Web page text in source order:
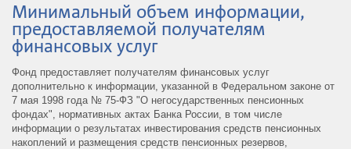
Минимальный объем информации,
предоставляемой получателям
финансовых услуг
Фонд предоставляет получателям финансовых услуг
дополнительно к информации, указанной в Федеральном законе от
7 мая 1998 года № 75-ФЗ "О негосударственных пенсионных
фондах", нормативных актах Банка России, в том числе
информации о результатах инвестирования средств пенсионных
накоплений и размещения средств пенсионных резервов,